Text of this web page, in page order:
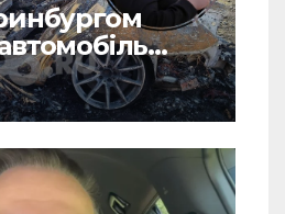
дронів “Упир”